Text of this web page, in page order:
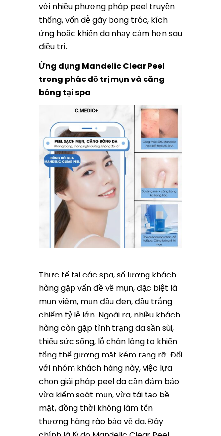
với nhiều phương pháp peel truyền
thống, vốn dễ gây bong tróc, kích
ứng hoặc khiến da nhạy cảm hơn sau
điều trị.
Ứng dụng Mandelic Clear Peel
trong phác đồ trị mụn và căng
bóng tại spa
Thực tế tại các spa, số lượng khách
hàng gặp vấn đề về mụn, đặc biệt là
mụn viêm, mụn đầu đen, đầu trắng
chiếm tỷ lệ lớn. Ngoài ra, nhiều khách
hàng còn gặp tình trạng da sần sùi,
thiếu sức sống, lỗ chân lông to khiến
tổng thể gương mặt kém rạng rỡ. Đối
với nhóm khách hàng này, việc lựa
chọn giải pháp peel da cần đảm bảo
vừa kiểm soát mụn, vừa tái tạo bề
mặt, đồng thời không làm tổn
thương hàng rào bảo vệ da. Đây